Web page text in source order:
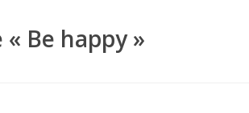
« Be happy»